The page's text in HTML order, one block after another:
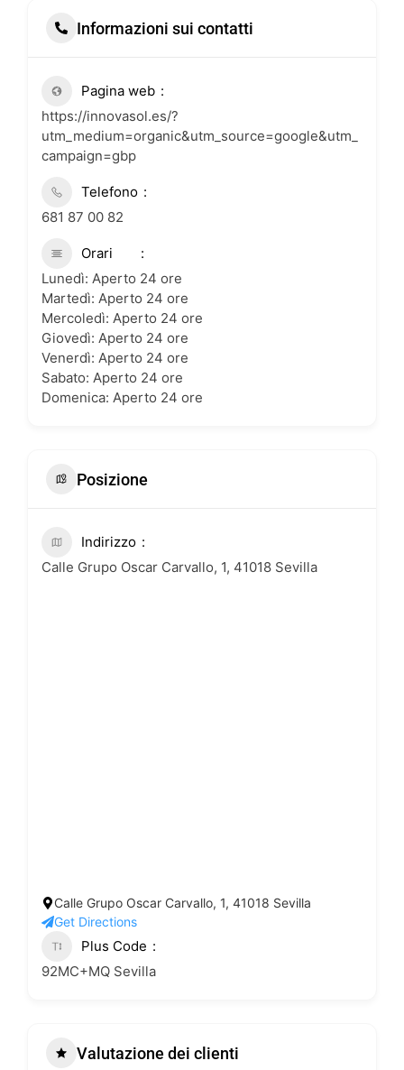
Informazioni sui contatti
Pagina web
https://innovasol.es/?
utm_medium=organic&utm_source=google&utm_
campaign=gbp
Telefono
681 87 00 82
Orari
Lunedì: Aperto 24 ore
Martedì: Aperto 24 ore
Mercoledì: Aperto 24 ore
Giovedì: Aperto 24 ore
Venerdì: Aperto 24 ore
Sabato: Aperto 24 ore
Domenica: Aperto 24 ore
Posizione
Indirizzo
Calle Grupo Oscar Carvallo, 1, 41018 Sevilla
Calle Grupo Oscar Carvallo, 1, 41018 Sevilla
Get Directions
Plus Code
92MC+MQ Sevilla
Valutazione dei clienti